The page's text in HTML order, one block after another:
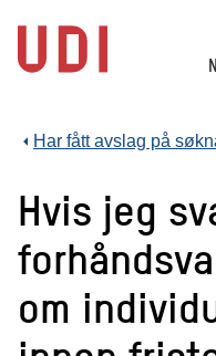
hovedinnhold
Har fått avslag på
Hvis jeg
om